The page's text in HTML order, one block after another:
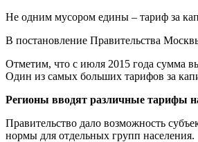
Не одним мусором едины – тариф за
В постановление Правительства
Отметим, что с июля 2015 года сумма
Один из самых больших тарифов за
Регионы вводят различные тарифы
Правительство дало возможность
нормы для отдельных групп населения.